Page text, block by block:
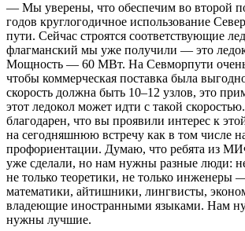
— Мы уверены, что обеспечим во второй
годов круглогодичное использование
пути. Сейчас строятся соответствующие
флагманский мы уже получили — ​это
Мощность — ​60 МВт. На Севморпути очень
чтобы коммерческая поставка была
скорость должна быть 10–12 узлов, это
этот ледокол может идти с такой
благодарен, что вы проявили интерес к
на сегодняшнюю встречу как в том числе
профориентации. Думаю, что ребята из
уже сделали, но нам нужны разные люди:
не только теоретики, не только
математики, айтишники, лингвисты,
владеющие иностранными языками. Нам
нужны лучшие.